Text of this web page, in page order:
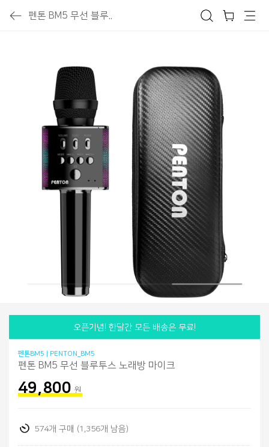
펜톤 BM5 무선 블루..
오픈기념! 한달간 모든 배송은 무료!
펜톤BM5 | PENTON_BM5
펜톤 BM5 무선 블루투스 노래방 마이크
49,800 원
574개 구매 (1,356개 남음)